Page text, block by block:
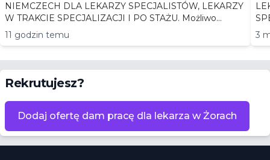
NIEMCZECH DLA LEKARZY SPECJALISTÓW, LEKARZY
W TRAKCIE SPECJALIZACJI I PO STAŻU. Możliwo...
11 godzin temu
3
Rekrutujesz?
Dodaj ofertę dam pracę dla lekarza w Żorach